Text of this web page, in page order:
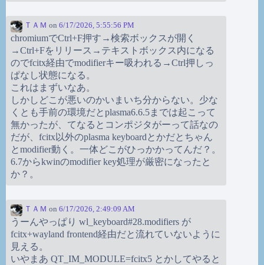
ＴＡＭ on 6/17/2026, 5:55:56 PM
chromiumでCtrl+F押す→検索ボックスが開く
→Ctrl+Fをリリース→テキストボックス内になる
のでfcitx経由でmodifierキー吸われる→Ctrl押しっ
ぱなし状態になる。
これはまずいなあ。
しかしどこが悪いのかいまいち分からない。少な
くとも手前の環境だとplasma6.6.5までは起こって
無かったが、てなるとコンポジタがーって話なの
だが、fcitx以外のplasma keyboardとかだとちゃん
とmodifier動く。一体どこがひっかかってんだ？。
6.7からkwinのmodifier key処理が厳密になったと
か？。
ＴＡＭ on 6/17/2026, 2:49:09 AM
うーんやっぱり wl_keyboard#28.modifiers が
fcitx+wayland frontend経由だと流れていないように
見える。
いやまあ QT_IM_MODULE=fcitx5 とかしてやると